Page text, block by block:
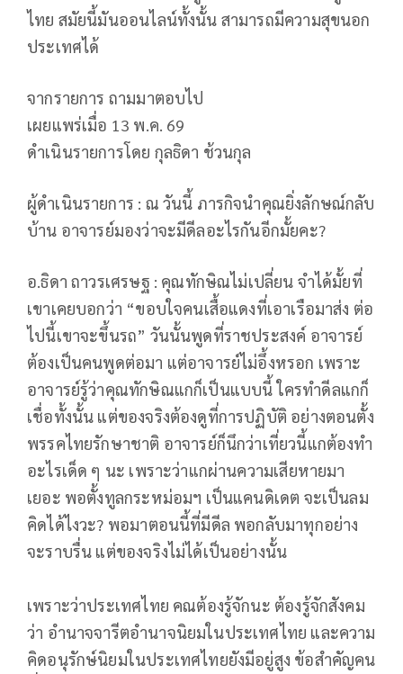
ไทย สมัยนี้มันออนไลน์ทั้งนั้น สามารถมีความสุขนอก
ประเทศได้
จากรายการ ถามมาตอบไป
เผยแพร่เมื่อ 13 พ.ค. 69
ดำเนินรายการโดย กุลธิดา ช้วนกุล
ผู้ดำเนินรายการ : ณ วันนี้ ภารกิจนำคุณยิ่งลักษณ์กลับ
บ้าน อาจารย์มองว่าจะมีดีลอะไรกันอีกมั้ยคะ?
อ.ธิดา ถาวรเศรษฐ : คุณทักษิณไม่เปลี่ยน จำได้มั้ยที่
เขาเคยบอกว่า “ขอบใจคนเสื้อแดงที่เอาเรือมาส่ง ต่อ
ไปนี้เขาจะขึ้นรถ” วันนั้นพูดที่ราชประสงค์ อาจารย์
ต้องเป็นคนพูดต่อมา แต่อาจารย์ไม่อึ้งหรอก เพราะ
อาจารย์รู้ว่าคุณทักษิณแกก็เป็นแบบนี้ ใครทำดีลแกก็
เชื่อทั้งนั้น แต่ของจริงต้องดูที่การปฏิบัติ อย่างตอนตั้ง
พรรคไทยรักษาชาติ อาจารย์ก็นึกว่าเที่ยวนี้แกต้องทำ
อะไรเด็ด ๆ นะ เพราะว่าแกผ่านความเสียหายมา
เยอะ พอตั้งทูลกระหม่อมฯ เป็นแคนดิเดต จะเป็นลม
คิดได้ไงวะ? พอมาตอนนี้ที่มีดีล พอกลับมาทุกอย่าง
จะราบรื่น แต่ของจริงไม่ได้เป็นอย่างนั้น
เพราะว่าประเทศไทย คณต้องรู้จักนะ ต้องรู้จักสังคม
ว่า อำนาจจารีตอำนาจนิยมในประเทศไทย และความ
คิดอนุรักษ์นิยมในประเทศไทยยังมีอยู่สูง ข้อสำคัญคน